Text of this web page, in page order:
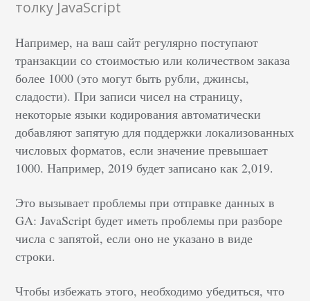
толку JavaScript
Например, на ваш сайт регулярно поступают
транзакции со стоимостью или количеством заказа
более 1000 (это могут быть рубли, джинсы,
сладости). При записи чисел на страницу,
некоторые языки кодирования автоматически
добавляют запятую для поддержки локализованных
числовых форматов, если значение превышает
1000. Например, 2019 будет записано как 2,019.
Это вызывает проблемы при отправке данных в
GA: JavaScript будет иметь проблемы при разборе
числа с запятой, если оно не указано в виде
строки.
Чтобы избежать этого, необходимо убедиться, что